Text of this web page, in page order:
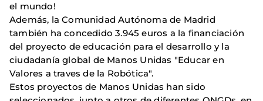
el mundo!
Además, la Comunidad Autónoma de Madrid
también ha concedido 3.945 euros a la financiación
del proyecto de educación para el desarrollo y la
ciudadanía global de Manos Unidas "Educar en
Valores a traves de la Robótica".
Estos proyectos de Manos Unidas han sido